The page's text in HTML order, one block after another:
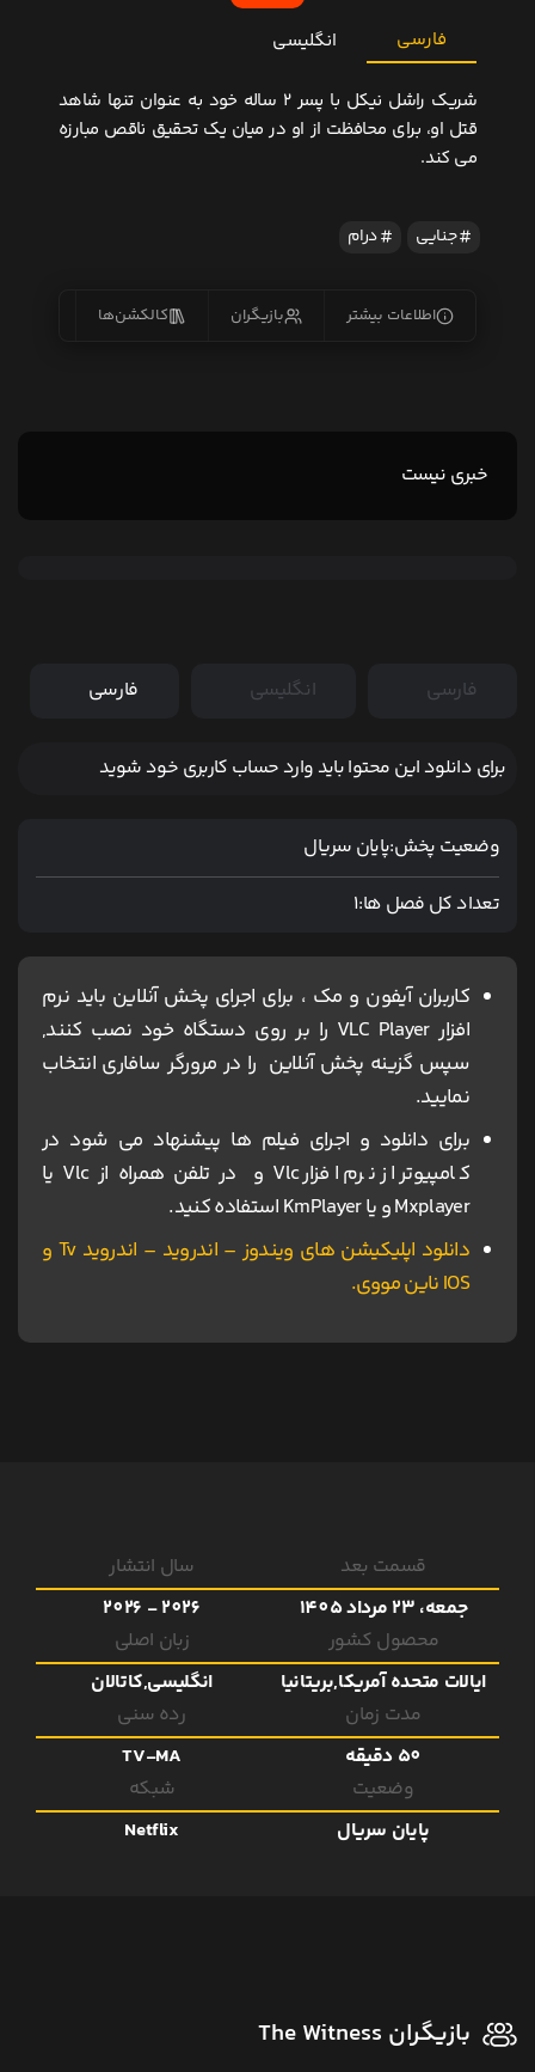
فارسی انگلیسی
شریک راشل نیکل با پسر 2 ساله خود به عنوان تنها شاهد
قتل او، برای محافظت از او در میان یک تحقیق ناقص مبارزه
می کند.
جنایی درام
اطلاعات بیشتر بازیگران کالکشن‌ها
خبری نیست
فارسی انگلیسی فارسی
برای دانلود این محتوا باید وارد حساب کاربری خود شوید
وضعیت پخش:پایان سریال
تعداد کل فصل ها:1
کاربران آیفون و مک ، برای اجرای پخش آنلاین باید نرم
افزار VLC Player را بر روی دستگاه خود نصب کنند,
سپس گزینه پخش آنلاین را در مرورگر سافاری انتخاب
نمایید.
برای دانلود و اجرای فیلم ها پیشنهاد می شود در
کامپیوتر از نرم افزار Vlc و در تلفن همراه از Vlc یا
Mxplayer و یا KmPlayer استفاده کنید.
دانلود اپلیکیشن های ویندوز – اندروید – اندروید Tv و
IOS ناین مووی.
قسمت بعد
جمعه، 23 مرداد 1405
سال انتشار
2026 - 2026
محصول کشور
ایالات متحده آمریکا,بریتانیا
زبان اصلی
انگلیسی,کاتالان
مدت زمان
50 دقیقه
رده سنی
TV-MA
وضعیت
پایان سریال
شبکه
Netflix
بازیگران The Witness